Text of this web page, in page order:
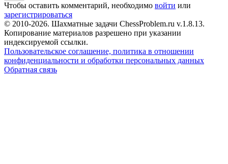
Чтобы оставить комментарий, необходимо войти или
зарегистрироваться
© 2010-2026. Шахматные задачи ChessProblem.ru v.1.8.13.
Копирование материалов разрешено при указании
индексируемой ссылки.
Пользовательское соглашение, политика в отношении
конфиденциальности и обработки персональных данных
Обратная связь